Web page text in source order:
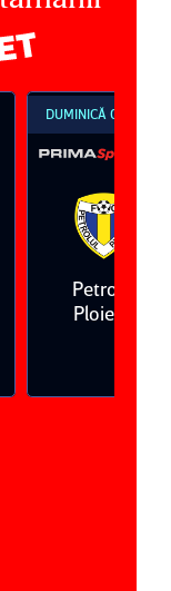
DUMINICĂ 09 AUG,
Petrolul
Ploieşti